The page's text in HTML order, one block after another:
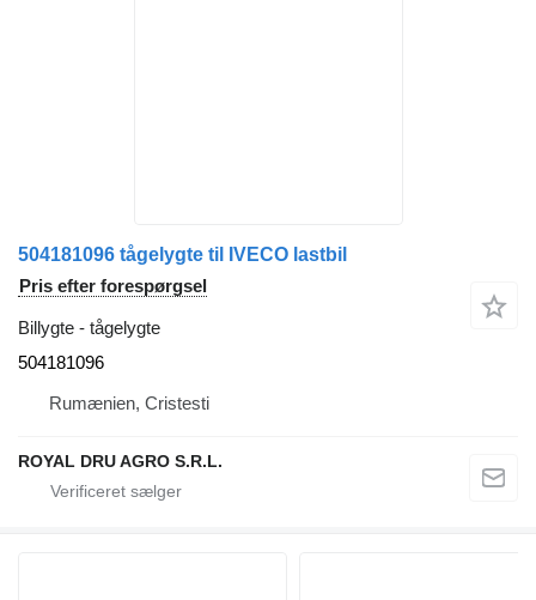
504181096 tågelygte til IVECO lastbil
Pris efter forespørgsel
Billygte - tågelygte
504181096
Rumænien, Cristesti
ROYAL DRU AGRO S.R.L.